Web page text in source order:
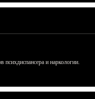
психдиспансера и наркологии.